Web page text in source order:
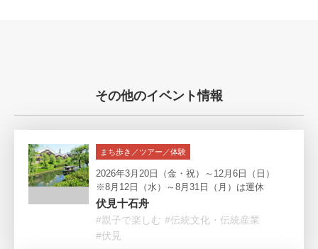
その他のイベント情報
まち歩き／ツアー／体験
2026年3月20日（金・祝）～12月6日（日）
※8月12日（水）～8月31日（月）は運休
伏見十石舟
#親子で楽しむ #伝統文化・伝統産業
#伏見